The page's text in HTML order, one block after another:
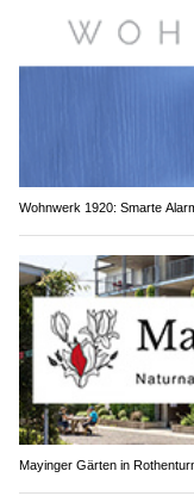
Wohnwerk 1920: Smarte
Mayinger Gärten in